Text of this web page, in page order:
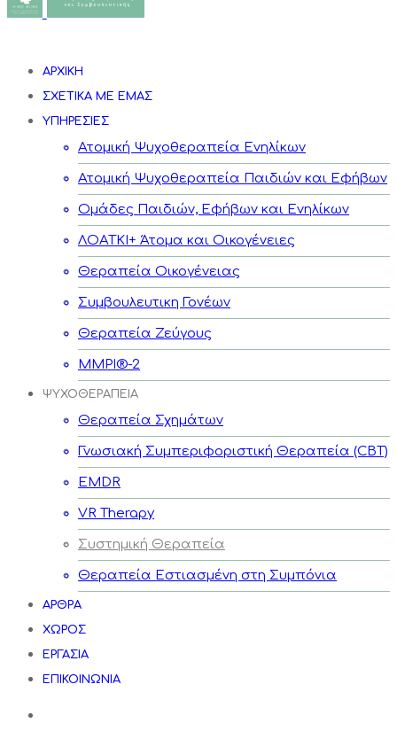
ΑΡΧΙΚΗ
ΣΧΕΤΙΚΑ ΜΕ ΕΜΑΣ
ΥΠΗΡΕΣΙΕΣ
Ατομική Ψυχοθεραπεία Ενηλίκων
Ατομική Ψυχοθεραπεία Παιδιών και Εφήβων
Ομάδες Παιδιών, Εφήβων και Ενηλίκων
ΛΟΑΤΚΙ+ Άτομα και Οικογένειες
Θεραπεία Οικογένειας
Συμβουλευτικη Γονέων
Θεραπεία Ζεύγους
MMPI®-2
ΨΥΧΟΘΕΡΑΠΕΙΑ
Θεραπεία Σχημάτων
Γνωσιακή Συμπεριφοριστική Θεραπεία (CBT)
EMDR
VR Therapy
Συστημική Θεραπεία
Θεραπεία Εστιασμένη στη Συμπόνια
ΑΡΘΡΑ
ΧΩΡΟΣ
ΕΡΓΑΣΙΑ
ΕΠΙΚΟΙΝΩΝΙΑ